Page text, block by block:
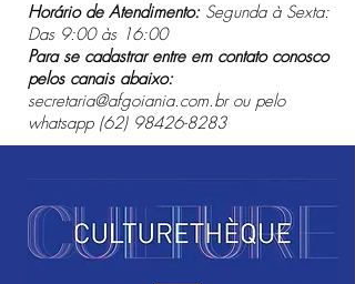
Horário de Atendimento: Segunda à Sexta:
Das 9:00 às 16:00
Para se cadastrar entre em contato conosco
pelos canais abaixo:
secretaria@afgoiania.com.brou pelo
whatsapp (62) 98426-8283